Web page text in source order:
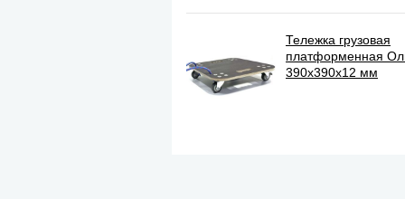
Тележка грузовая
платформенная
390х390х12 мм